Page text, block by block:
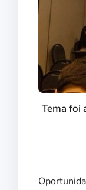
Tema foi